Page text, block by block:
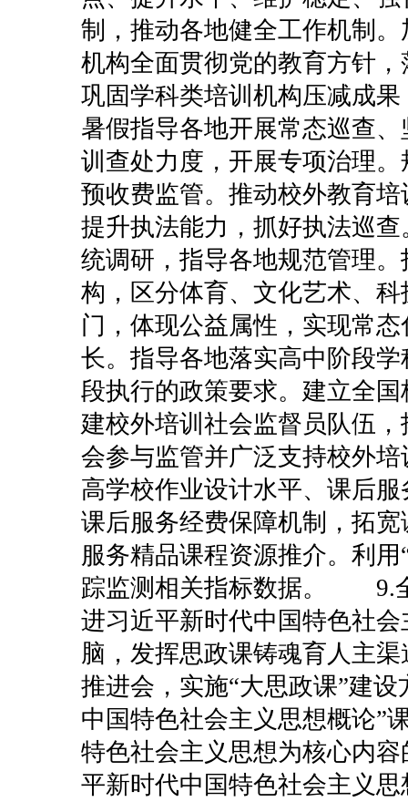
制，推动各地健全工作机制
机构全面贯彻党的教育方针
巩固学科类培训机构压减成
暑假指导各地开展常态巡查
训查处力度，开展专项治理
预收费监管。推动校外教育
提升执法能力，抓好执法巡
统调研，指导各地规范管理
构，区分体育、文化艺术、
门，体现公益属性，实现常
长。指导各地落实高中阶段
段执行的政策要求。建立全
建校外培训社会监督员队伍
会参与监管并广泛支持校外
高学校作业设计水平、课后
课后服务经费保障机制，拓
服务精品课程资源推介。利
踪监测相关指标数据。
9.
进习近平新时代中国特色社
脑，发挥思政课铸魂育人主
推进会，实施“大思政课”建
中国特色社会主义思想概论”
特色社会主义思想为核心内
平新时代中国特色社会主义